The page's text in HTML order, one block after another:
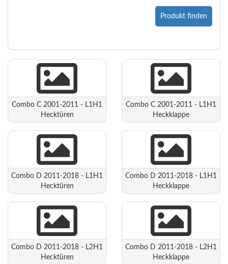
Produkt finden
Combo C 2001-2011 - L1H1
Hecktüren
Combo C 2001-2011 - L1H1
Heckklappe
Combo D 2011-2018 - L1H1
Hecktüren
Combo D 2011-2018 - L1H1
Heckklappe
Combo D 2011-2018 - L2H1
Hecktüren
Combo D 2011-2018 - L2H1
Heckklappe